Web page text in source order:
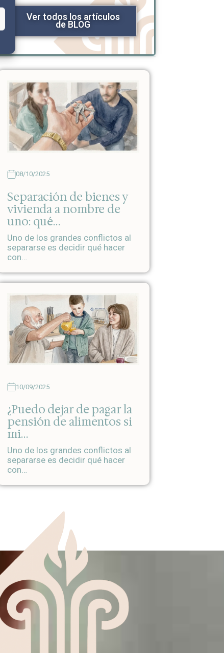
Ver todos los artículos
de BLOG
08/10/2025
Separación de bienes y
vivienda a nombre de
uno: qué…
Uno de los grandes conflictos al
separarse es decidir qué hacer
con…
10/09/2025
¿Puedo dejar de pagar la
pensión de alimentos si
mi…
Uno de los grandes conflictos al
separarse es decidir qué hacer
con…